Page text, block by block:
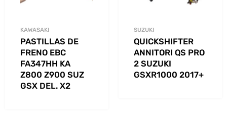
KAWASAKI
PASTILLAS DE
FRENO EBC
FA347HH KA
Z800 Z900 SUZ
GSX DEL. X2
SUZUKI
QUICKSHIFTER
ANNITORI QS PRO
2 SUZUKI
GSXR1000 2017+